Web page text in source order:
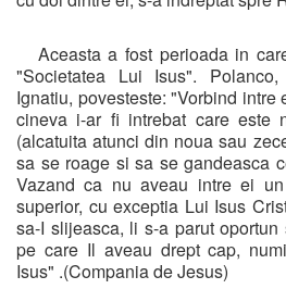
Aceasta a fost perioada in
"Societatea Lui Isus".
Ignatiu, povesteste: "Vorbind
cineva i-ar fi intrebat care este
(alcatuita atunci din noua sau
sa se roage si sa se gandeasca
Vazand ca nu aveau intre ei
superior, cu exceptia Lui Isus
sa-I slijeasca, li s-a parut
pe care Il aveau drept cap,
Isus" .(Compania de Jesus)